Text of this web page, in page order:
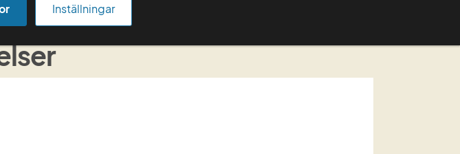
Inställningar